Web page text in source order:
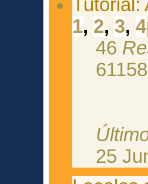
Tutorial:
1, 2, 3,4
46
61158
25